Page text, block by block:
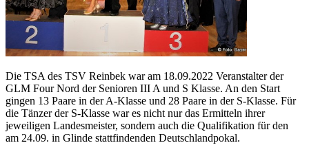
Die TSA des TSV Reinbek war am 18.09.2022 Veranstalter der
GLM Four Nord der Senioren III A und S Klasse. An den Start
gingen 13 Paare in der A-Klasse und 28 Paare in der S-Klasse. Für
die Tänzer der S-Klasse war es nicht nur das Ermitteln ihrer
jeweiligen Landesmeister, sondern auch die Qualifikation für den
am 24.09. in Glinde stattfindenden Deutschlandpokal.